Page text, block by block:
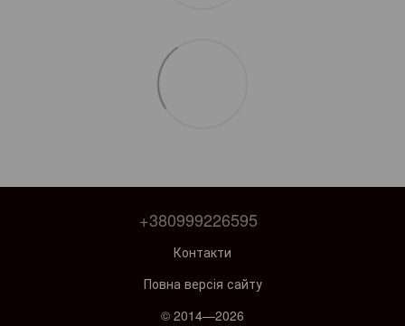
+380999226595
Контакти
Повна версія сайту
© 2014—2026